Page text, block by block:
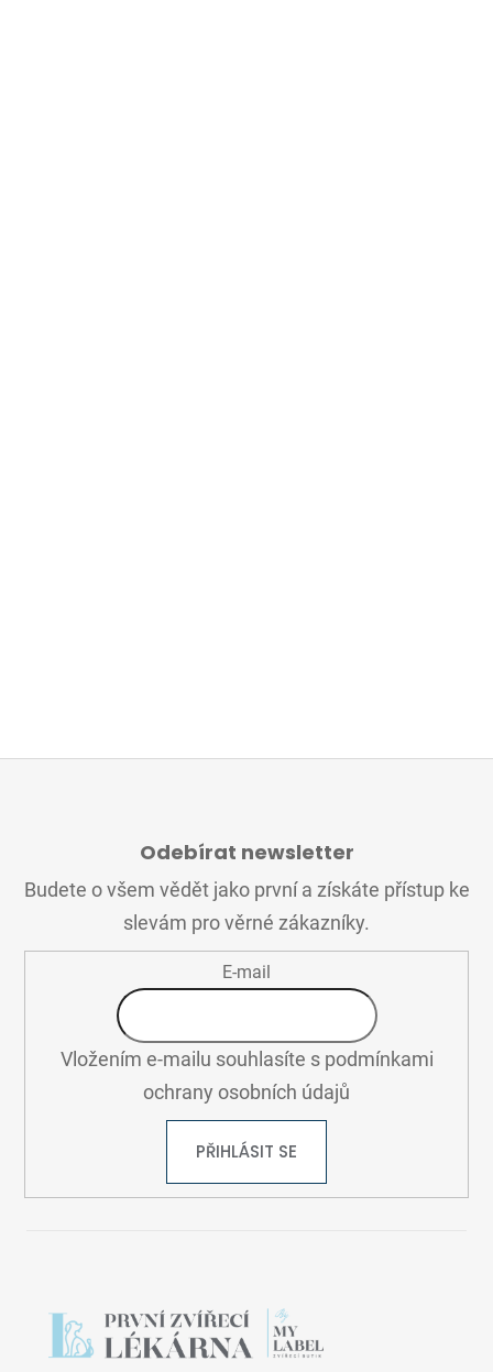
Odebírat newsletter
Budete o všem vědět jako první a získáte přístup ke
slevám pro věrné zákazníky.
E-mail
Vložením e-mailu souhlasíte s podmínkami
ochrany osobních údajů
PŘIHLÁSIT SE